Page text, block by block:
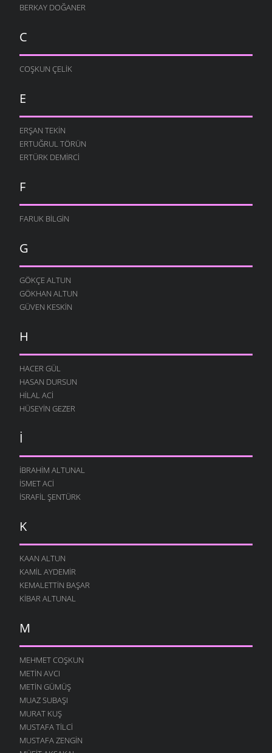
BERKAY DOĞANER
C
COŞKUN ÇELIK
E
ERŞAN TEKIN
ERTUĞRUL TÖRÜN
ERTÜRK DEMIRCI
F
FARUK BILGIN
G
GÖKÇE ALTUN
GÖKHAN ALTUN
GÜVEN KESKIN
H
HACER GÜL
HASAN DURSUN
HILAL ACI
HÜSEYIN GEZER
İ
İBRAHIM ALTUNAL
İSMET ACI
İSRAFIL ŞENTÜRK
K
KAAN ALTUN
KAMIL AYDEMIR
KEMALETTIN BAŞAR
KIBAR ALTUNAL
M
MEHMET COŞKUN
METIN AVCI
METIN GÜMÜŞ
MUAZ SUBAŞI
MURAT KUŞ
MUSTAFA TILCI
MUSTAFA ZENGIN